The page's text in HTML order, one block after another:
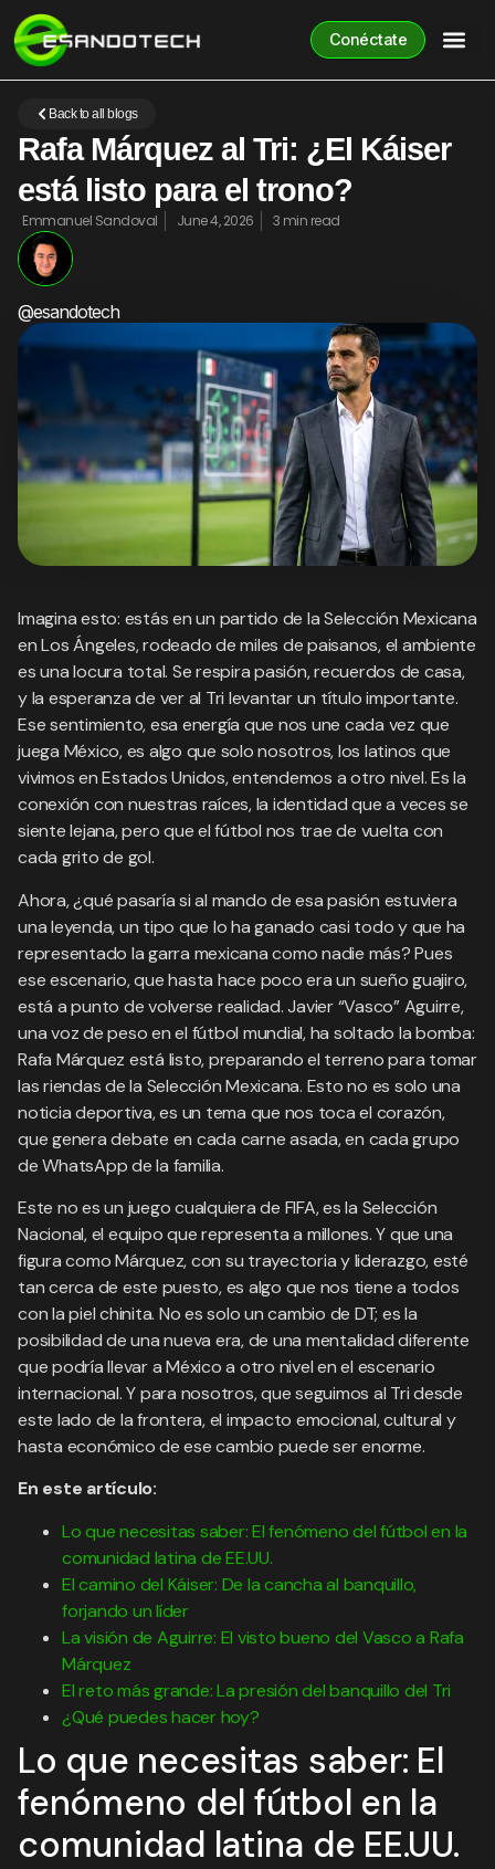
Conéctate
Back to all blogs
Rafa Márquez al Tri: ¿El Káiser
está listo para el trono?
Emmanuel Sandoval June 4, 2026 3 min read
@esandotech
Imagina esto: estás en un partido de la Selección Mexicana
en Los Ángeles, rodeado de miles de paisanos, el ambiente
es una locura total. Se respira pasión, recuerdos de casa,
y la esperanza de ver al Tri levantar un título importante.
Ese sentimiento, esa energía que nos une cada vez que
juega México, es algo que solo nosotros, los latinos que
vivimos en Estados Unidos, entendemos a otro nivel. Es la
conexión con nuestras raíces, la identidad que a veces se
siente lejana, pero que el fútbol nos trae de vuelta con
cada grito de gol.
Ahora, ¿qué pasaría si al mando de esa pasión estuviera
una leyenda, un tipo que lo ha ganado casi todo y que ha
representado la garra mexicana como nadie más? Pues
ese escenario, que hasta hace poco era un sueño guajiro,
está a punto de volverse realidad. Javier “Vasco” Aguirre,
una voz de peso en el fútbol mundial, ha soltado la bomba:
Rafa Márquez está listo, preparando el terreno para tomar
las riendas de la Selección Mexicana. Esto no es solo una
noticia deportiva, es un tema que nos toca el corazón,
que genera debate en cada carne asada, en cada grupo
de WhatsApp de la familia.
Este no es un juego cualquiera de FIFA, es la Selección
Nacional, el equipo que representa a millones. Y que una
figura como Márquez, con su trayectoria y liderazgo, esté
tan cerca de este puesto, es algo que nos tiene a todos
con la piel chinita. No es solo un cambio de DT; es la
posibilidad de una nueva era, de una mentalidad diferente
que podría llevar a México a otro nivel en el escenario
internacional. Y para nosotros, que seguimos al Tri desde
este lado de la frontera, el impacto emocional, cultural y
hasta económico de ese cambio puede ser enorme.
En este artículo:
Lo que necesitas saber: El fenómeno del fútbol en la
comunidad latina de EE.UU.
El camino del Káiser: De la cancha al banquillo,
forjando un líder
La visión de Aguirre: El visto bueno del Vasco a Rafa
Márquez
El reto más grande: La presión del banquillo del Tri
¿Qué puedes hacer hoy?
Lo que necesitas saber: El
fenómeno del fútbol en la
comunidad latina de EE.UU.